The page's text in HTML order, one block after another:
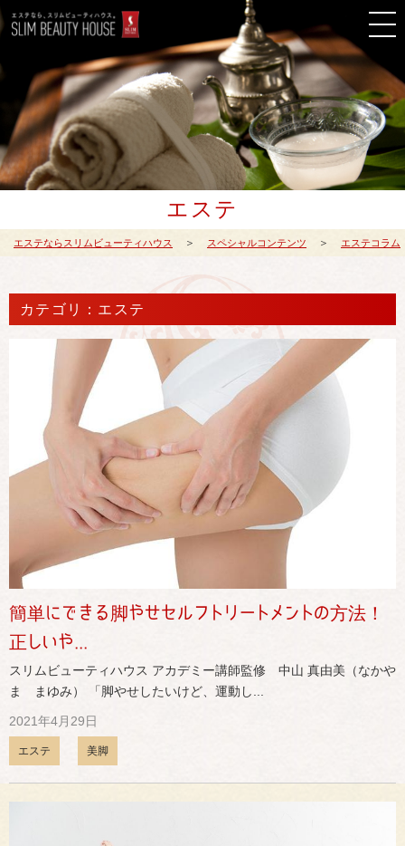
エステ
エステならスリムビューティハウス スペシャルコンテンツ エステコラム
カテゴリ：エステ
簡単にできる脚やせセルフトリートメントの方法！
正しいや...
スリムビューティハウス アカデミー講師監修 中山 真由美（なかや
ま まゆみ） 「脚やせしたいけど、運動し...
2021年4月29日
エステ 美脚